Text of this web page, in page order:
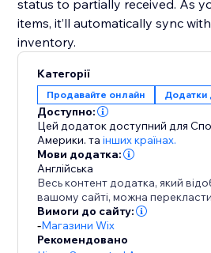
status to partially received. As
items, it’ll automatically sync
inventory.
Категорії
Продавайте онлайн Додатки
Доступно:
Цей додаток доступний для
Америки. та інших країнах.
Мови додатка:
Англійська
Весь контент додатка, який
вашому сайті, можна
Вимоги до сайту:
-Магазини Wix
Рекомендовано